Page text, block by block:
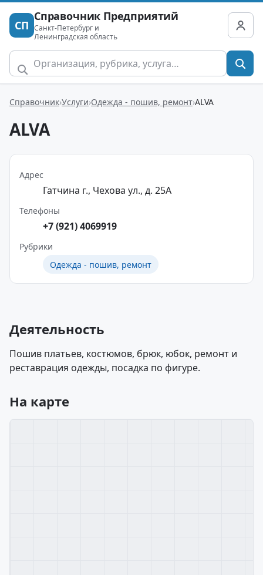
СП
Справочник Предприятий
Санкт-Петербург и
Ленинградская область
Справочник Услуги Одежда - пошив, ремонт ALVA
ALVA
Адрес
Гатчина г., Чехова ул., д. 25А
Телефоны
+7 (921) 4069919
Рубрики
Одежда - пошив, ремонт
Деятельность
Пошив платьев, костюмов, брюк, юбок, ремонт и
реставрация одежды, посадка по фигуре.
На карте